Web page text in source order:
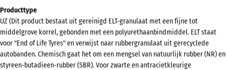
kleuren?
Kleurenpalet
weergeven
Baksteenrood(active)
voor
verzending
540
x
540
Producttype
UZ (Dit product bestaat uit gereinigd ELT-granulaat met een fijne tot
middelgrove korrel, gebonden met een polyurethaanbindmiddel. ELT staat
voor "End of Life Tyres" en verwijst naar rubbergranulaat uit gerecyclede
autobanden. Chemisch gaat het om een mengsel van natuurlijk rubber (NR) en
styreen-butadieen-rubber (SBR). Voor zwarte en antracietkleurige